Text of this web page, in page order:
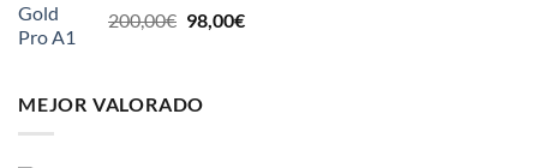
79,95€.50,99€.
200,00€ El
era:
98,00€El
MEJOR VALORADO